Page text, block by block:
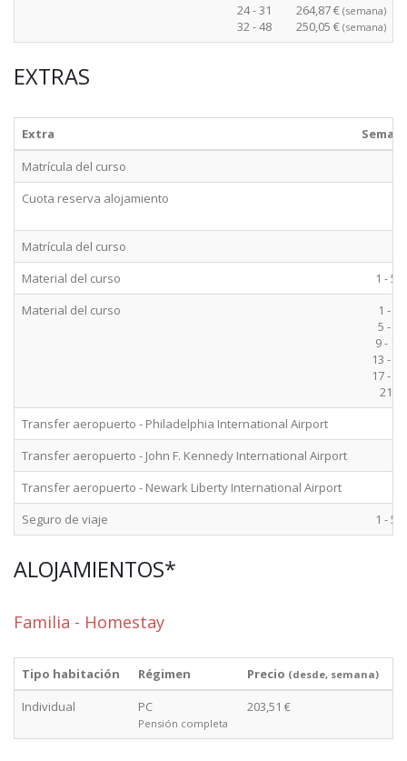
24 - 31
32 - 48
264,87 € (semana)
250,05 € (semana)
EXTRAS
Extra
Matrícula del curso
Cuota reserva alojamiento
Matrícula del curso
Material del curso
1 - 52
Material del curso
1 - 4
5 - 8
9 - 12
13 - 16
17 - 20
21+
Transfer aeropuerto - Philadelphia International Airport
Transfer aeropuerto - John F. Kennedy International Airport
Transfer aeropuerto - Newark Liberty International Airport
Seguro de viaje
1 - 52
ALOJAMIENTOS*
Familia - Homestay
Tipo habitación Régimen Precio (desde, semana)
Individual PC
Pensión completa
203,51 €